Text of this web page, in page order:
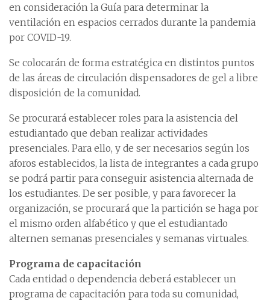
en consideración la Guía para determinar la
ventilación en espacios cerrados durante la pandemia
por COVID-19.
Se colocarán de forma estratégica en distintos puntos
de las áreas de circulación dispensadores de gel a libre
disposición de la comunidad.
Se procurará establecer roles para la asistencia del
estudiantado que deban realizar actividades
presenciales. Para ello, y de ser necesarios según los
aforos establecidos, la lista de integrantes a cada grupo
se podrá partir para conseguir asistencia alternada de
los estudiantes. De ser posible, y para favorecer la
organización, se procurará que la partición se haga por
el mismo orden alfabético y que el estudiantado
alternen semanas presenciales y semanas virtuales.
Programa de capacitación
Cada entidad o dependencia deberá establecer un
programa de capacitación para toda su comunidad,